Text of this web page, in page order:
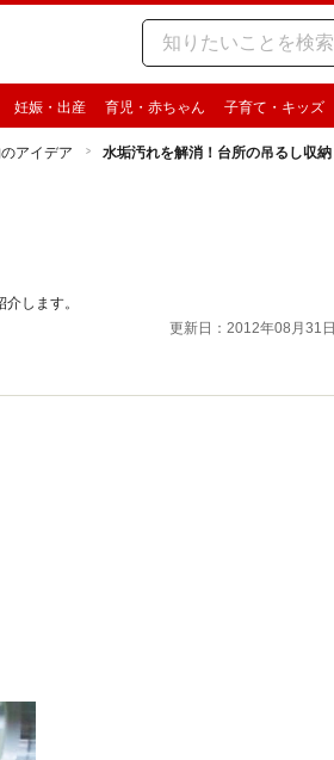
妊娠・出産 育児・赤ちゃん 子育て・キッズ
アイデア 水垢汚れを解消！台所の吊るし収納
します。
更新日：2012年08月31日